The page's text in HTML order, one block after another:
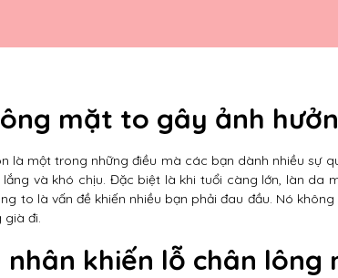
mặt to gây ảnh
là một trong những điều mà các bạn dành nhiều sự
và khó chịu. Đặc biệt là khi tuổi càng lớn, làn da
to là vấn đề khiến nhiều bạn phải đau đầu. Nó
già đi.
nhân khiến lỗ chân lông